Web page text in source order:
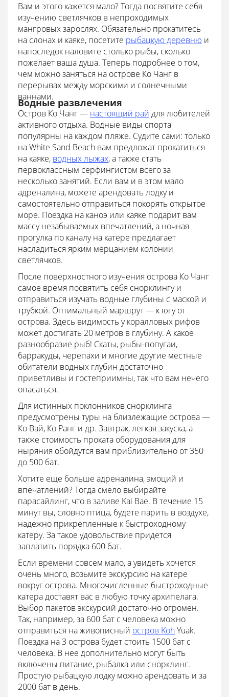
Вам и этого кажется мало? Тогда посвятите себя
изучению светлячков в непроходимых
мангровых зарослях. Обязательно прокатитесь
на слонах и каяке, посетите рыбацкую деревню и
напоследок наловите столько рыбы, сколько
пожелает ваша душа. Теперь подробнее о том,
чем можно заняться на острове Ко Чанг в
перерывах между морскими и солнечными
ваннами.
Водные развлечения
Остров Ко Чанг — настоящий рай для любителей
активного отдыха. Водные виды спорта
популярны на каждом пляже. Судите сами: только
на White Sand Beach вам предложат прокатиться
на каяке, водных лыжах, а также стать
первоклассным серфингистом всего за
несколько занятий. Если вам и в этом мало
адреналина, можете арендовать лодку и
самостоятельно отправиться покорять открытое
море. Поездка на каноэ или каяке подарит вам
массу незабываемых впечатлений, а ночная
прогулка по каналу на катере предлагает
насладиться ярким мерцанием колонии
светлячков.
После поверхностного изучения острова Ко Чанг
самое время посвятить себя снорклингу и
отправиться изучать водные глубины с маской и
трубкой. Оптимальный маршрут — к югу от
острова. Здесь видимость у коралловых рифов
может достигать 20 метров в глубину. А какое
разнообразие рыб! Скаты, рыбы-попугаи,
барракуды, черепахи и многие другие местные
обитатели водных глубин достаточно
приветливы и гостеприимны, так что вам нечего
опасаться.
Для истинных поклонников снорклинга
предусмотрены туры на близлежащие острова —
Ко Вай, Ко Ранг и др. Завтрак, легкая закуска, а
также стоимость проката оборудования для
ныряния обойдутся вам приблизительно от 350
до 500 бат.
Хотите еще больше адреналина, эмоций и
впечатлений? Тогда смело выбирайте
парасайлинг, что в заливе Kai Bae. В течение 15
минут вы, словно птица, будете парить в воздухе,
надежно прикрепленные к быстроходному
катеру. За такое удовольствие придется
заплатить порядка 600 бат.
Если времени совсем мало, а увидеть хочется
очень много, возьмите экскурсию на катере
вокруг острова. Многочисленные быстроходные
катера доставят вас в любую точку архипелага.
Выбор пакетов экскурсий достаточно огромен.
Так, например, за 600 бат с человека можно
отправиться на живописный остров KohYuak.
Поездка на 3 острова будет стоить 1500 бат с
человека. В нее дополнительно могут быть
включены питание, рыбалка или снорклинг.
Простую рыбацкую лодку можно арендовать и за
2000 бат в день.